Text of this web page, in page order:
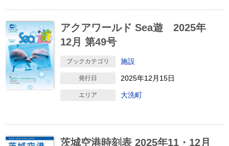
アクアワールド Sea遊 2025年
12月 第49号
ブックカテゴリ 施設
発行日 2025年12月15日
エリア 大洗町
茨城空港時刻表 2025年11・12月